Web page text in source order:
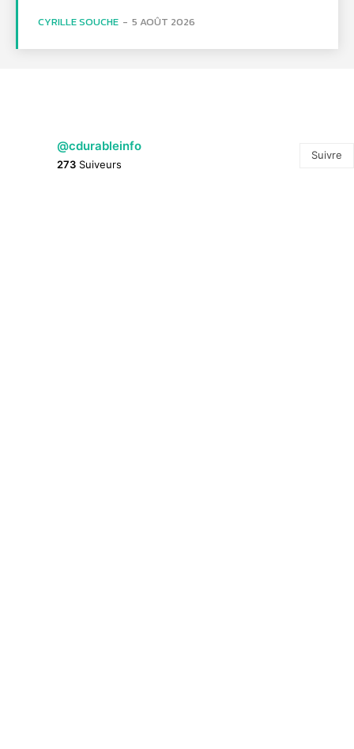
CYRILLE SOUCHE - 5 AOÛT 2026
@cdurableinfo
273 Suiveurs
Suivre